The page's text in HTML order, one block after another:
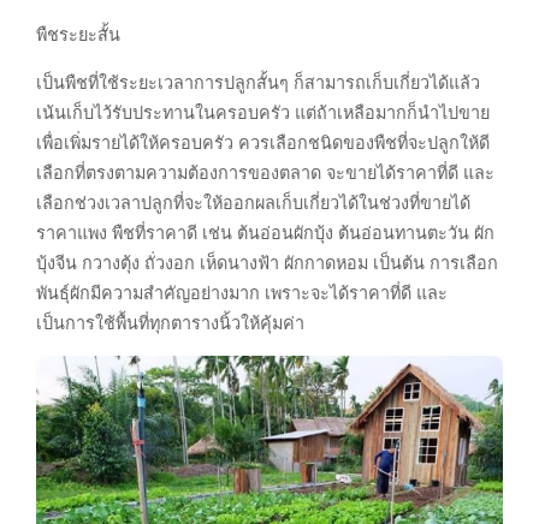
พืชระยะสั้น
เป็นพืชที่ใช้ระยะเวลาการปลูกสั้นๆ ก็สามารถเก็บเกี่ยวได้แล้ว
เน้นเก็บไว้รับประทานในครอบครัว แต่ถ้าเหลือมากก็นำไปขาย
เพื่อเพิ่มรายได้ให้ครอบครัว ควรเลือกชนิดของพืชที่จะปลูกให้ดี
เลือกที่ตรงตามความต้องการของตลาด จะขายได้ราคาที่ดี และ
เลือกช่วงเวลาปลูกที่จะให้ออกผลเก็บเกี่ยวได้ในช่วงที่ขายได้
ราคาแพง พืชที่ราคาดี เช่น ต้นอ่อนผักบุ้ง ต้นอ่อนทานตะวัน ผัก
บุ้งจีน กวางตุ้ง ถั่วงอก เห็ดนางฟ้า ผักกาดหอม เป็นต้น การเลือก
พันธุ์ผักมีความสำคัญอย่างมาก เพราะจะได้ราคาที่ดี และ
เป็นการใช้พื้นที่ทุกตารางนิ้วให้คุ้มค่า